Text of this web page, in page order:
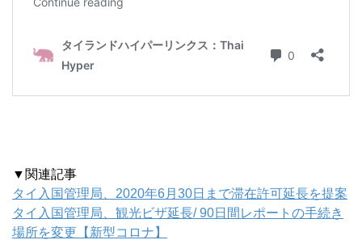
▼関連記事
タイ入国管理局、2020年6月30日まで滞在許可延長を提案
タイ入国管理局、観光ビザ延長/ 90日間レポートの手続き
場所を変更【新型コロナ】